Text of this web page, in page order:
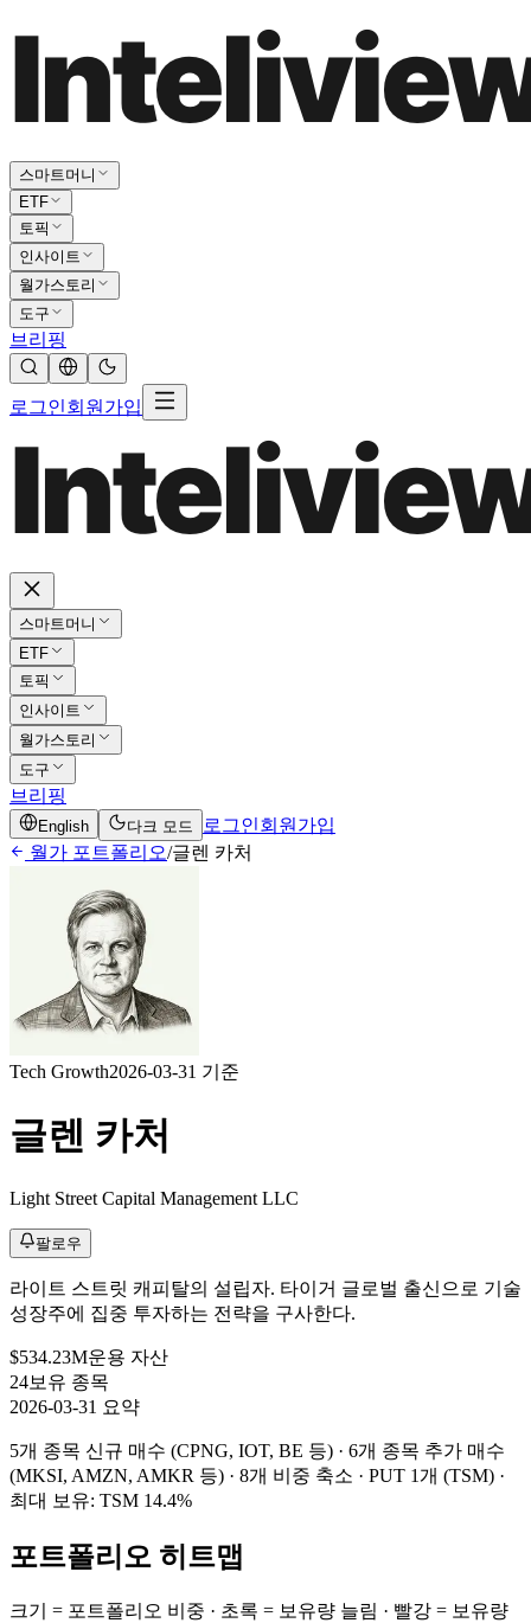
스마트머니
ETF
토픽
인사이트
월가스토리
도구
브리핑
로그인회원가입
스마트머니
ETF
토픽
인사이트
월가스토리
도구
브리핑
English 다크 모드 로그인회원가입
월가 포트폴리오/글렌 카처
Tech Growth2026-03-31 기준
글렌 카처
Light Street Capital Management LLC
팔로우
라이트 스트릿 캐피탈의 설립자. 타이거 글로벌 출신으로 기술
성장주에 집중 투자하는 전략을 구사한다.
$534.23M운용 자산
24보유 종목
2026-03-31 요약
5개 종목 신규 매수 (CPNG, IOT, BE 등) · 6개 종목 추가 매수
(MKSI, AMZN, AMKR 등) · 8개 비중 축소 · PUT 1개 (TSM) ·
최대 보유: TSM 14.4%
포트폴리오 히트맵
크기 = 포트폴리오 비중 · 초록 = 보유량 늘림 · 빨강 = 보유량